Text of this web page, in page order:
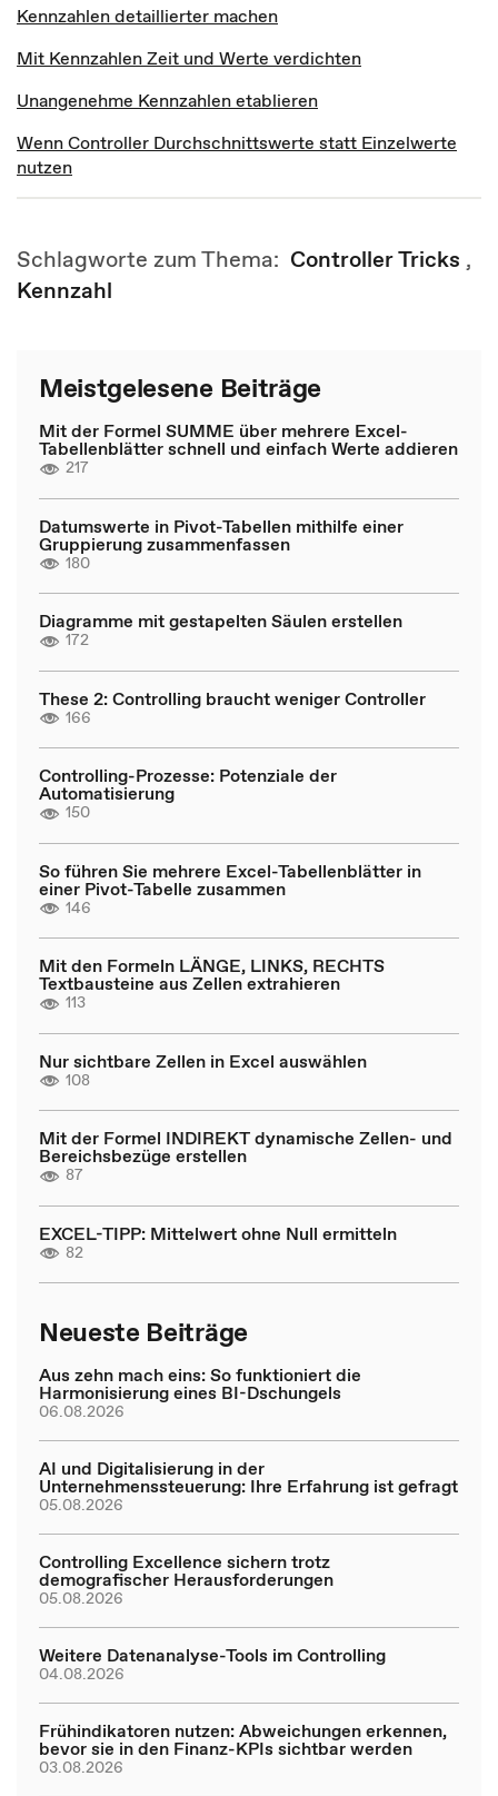
Kennzahlen detaillierter machen
Mit Kennzahlen Zeit und Werte verdichten
Unangenehme Kennzahlen etablieren
Wenn Controller Durchschnittswerte statt Einzelwerte
nutzen
Schlagworte zum Thema: Controller Tricks ,
Kennzahl
Meistgelesene Beiträge
Mit der Formel SUMME über mehrere Excel-
Tabellenblätter schnell und einfach Werte addieren
217
Datumswerte in Pivot-Tabellen mithilfe einer
Gruppierung zusammenfassen
180
Diagramme mit gestapelten Säulen erstellen
172
These 2: Controlling braucht weniger Controller
166
Controlling-Prozesse: Potenziale der
Automatisierung
150
So führen Sie mehrere Excel-Tabellenblätter in
einer Pivot-Tabelle zusammen
146
Mit den Formeln LÄNGE, LINKS, RECHTS
Textbausteine aus Zellen extrahieren
113
Nur sichtbare Zellen in Excel auswählen
108
Mit der Formel INDIREKT dynamische Zellen- und
Bereichsbezüge erstellen
87
EXCEL-TIPP: Mittelwert ohne Null ermitteln
82
Neueste Beiträge
Aus zehn mach eins: So funktioniert die
Harmonisierung eines BI-Dschungels
06.08.2026
AI und Digitalisierung in der
Unternehmenssteuerung: Ihre Erfahrung ist gefragt
05.08.2026
Controlling Excellence sichern trotz
demografischer Herausforderungen
05.08.2026
Weitere Datenanalyse-Tools im Controlling
04.08.2026
Frühindikatoren nutzen: Abweichungen erkennen,
bevor sie in den Finanz-KPIs sichtbar werden
03.08.2026